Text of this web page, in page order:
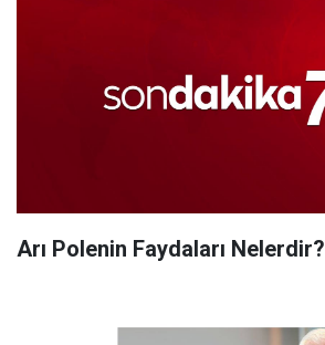
Arı Polenin Faydaları Nelerdir?